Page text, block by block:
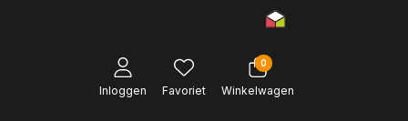
Inloggen Favoriet
0
Winkelwagen